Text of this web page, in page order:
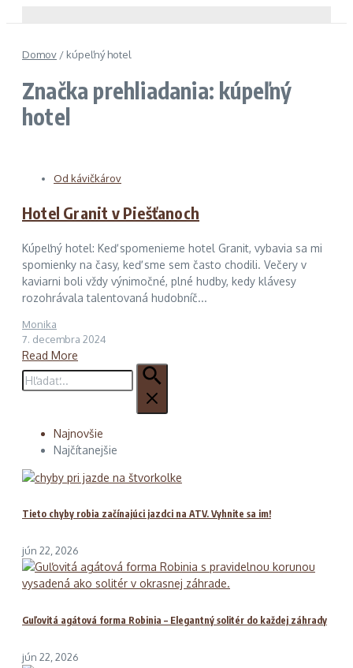
Domov / kúpeľný hotel
Značka prehliadania: kúpeľný
hotel
Od kávičkárov
Hotel Granit v Piešťanoch
Kúpeľný hotel: Keď spomenieme hotel Granit, vybavia sa mi
spomienky na časy, keď sme sem často chodili. Večery v
kaviarni boli vždy výnimočné, plné hudby, kedy klávesy
rozohrávala talentovaná hudobníč...
Monika
7. decembra 2024
Read More
Hľadať:
Najnovšie
Najčítanejšie
Tieto chyby robia začínajúci jazdci na ATV. Vyhnite sa im!
jún 22, 2026
Guľovitá agátová forma Robinia – Elegantný solitér do každej záhrady
jún 22, 2026